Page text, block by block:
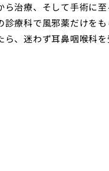
治療、そして手術に至
療科で風邪薬だけをも
、迷わず耳鼻咽喉科を